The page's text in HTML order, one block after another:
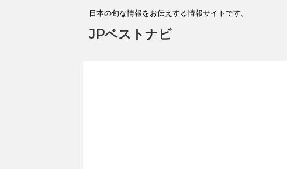
日本の旬な情報をお伝えする情報サイトです。
JPベストナビ